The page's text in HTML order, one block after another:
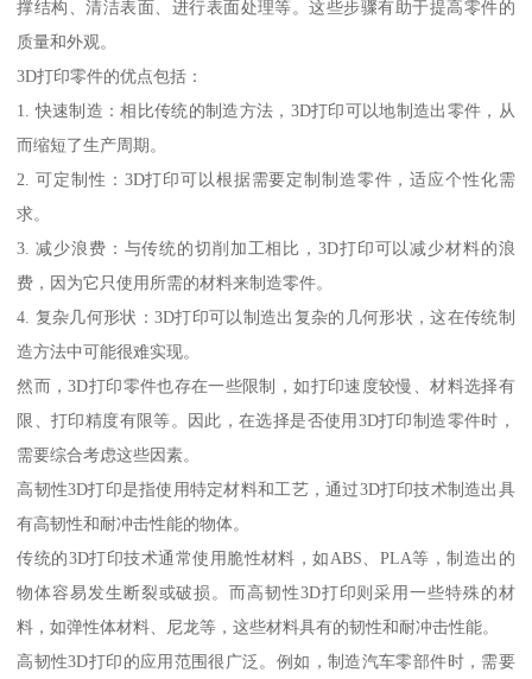
撑结构、清洁表面、进行表面处理等。这些步骤有助于提高零件的
质量和外观。
3D打印零件的优点包括：
1. 快速制造：相比传统的制造方法，3D打印可以地制造出零件，从
而缩短了生产周期。
2. 可定制性：3D打印可以根据需要定制制造零件，适应个性化需
求。
3. 减少浪费：与传统的切削加工相比，3D打印可以减少材料的浪
费，因为它只使用所需的材料来制造零件。
4. 复杂几何形状：3D打印可以制造出复杂的几何形状，这在传统制
造方法中可能很难实现。
然而，3D打印零件也存在一些限制，如打印速度较慢、材料选择有
限、打印精度有限等。因此，在选择是否使用3D打印制造零件时，
需要综合考虑这些因素。
高韧性3D打印是指使用特定材料和工艺，通过3D打印技术制造出具
有高韧性和耐冲击性能的物体。
传统的3D打印技术通常使用脆性材料，如ABS、PLA等，制造出的
物体容易发生断裂或破损。而高韧性3D打印则采用一些特殊的材
料，如弹性体材料、尼龙等，这些材料具有的韧性和耐冲击性能。
高韧性3D打印的应用范围很广泛。例如，制造汽车零部件时，需要